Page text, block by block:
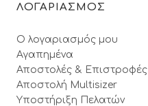
ΛΟΓΑΡΙΑΣΜΟΣ
Ο λογαριασμός μου
Αγαπημένα
Αποστολές & Επιστροφές
Αποστολή Multisizer
Υποστήριξη Πελατών